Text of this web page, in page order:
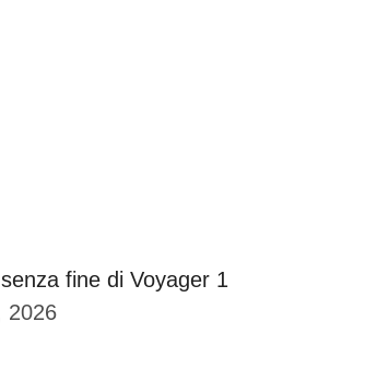
fine di Voyager 1
2026